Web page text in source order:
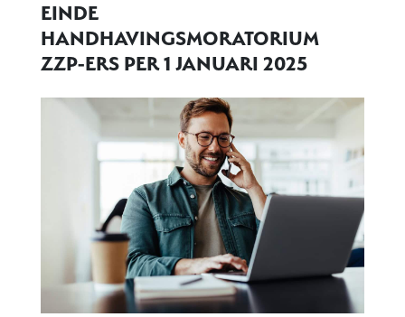
EINDE
HANDHAVINGSMORATORIUM
ZZP-ERS PER 1 JANUARI 2025